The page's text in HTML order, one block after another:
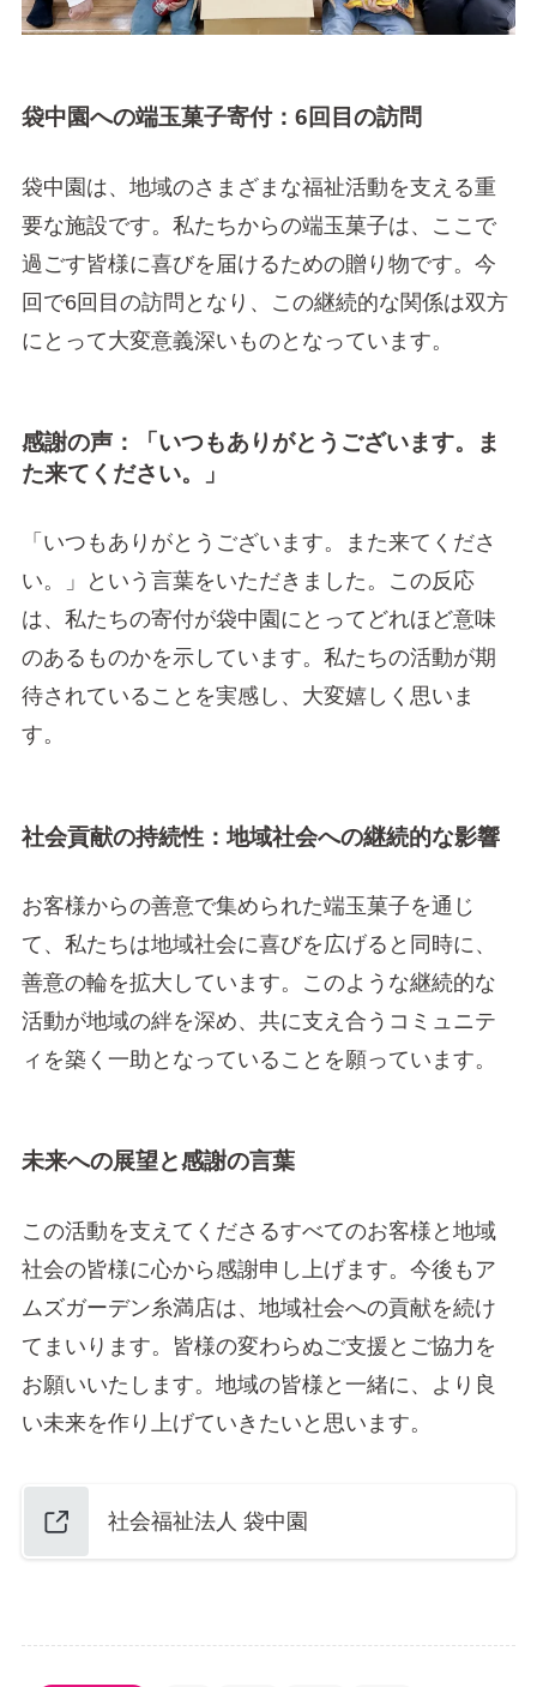
袋中園への端玉菓子寄付：6回目の訪問
袋中園は、地域のさまざまな福祉活動を支える重
要な施設です。私たちからの端玉菓子は、ここで
過ごす皆様に喜びを届けるための贈り物です。今
回で6回目の訪問となり、この継続的な関係は双方
にとって大変意義深いものとなっています。
感謝の声：「いつもありがとうございます。ま
た来てください。」
「いつもありがとうございます。また来てくださ
い。」という言葉をいただきました。この反応
は、私たちの寄付が袋中園にとってどれほど意味
のあるものかを示しています。私たちの活動が期
待されていることを実感し、大変嬉しく思いま
す。
社会貢献の持続性：地域社会への継続的な影響
お客様からの善意で集められた端玉菓子を通じ
て、私たちは地域社会に喜びを広げると同時に、
善意の輪を拡大しています。このような継続的な
活動が地域の絆を深め、共に支え合うコミュニテ
ィを築く一助となっていることを願っています。
未来への展望と感謝の言葉
この活動を支えてくださるすべてのお客様と地域
社会の皆様に心から感謝申し上げます。今後もア
ムズガーデン糸満店は、地域社会への貢献を続け
てまいります。皆様の変わらぬご支援とご協力を
お願いいたします。地域の皆様と一緒に、より良
い未来を作り上げていきたいと思います。
社会福祉法人 袋中園